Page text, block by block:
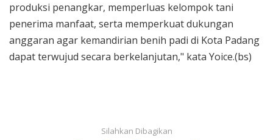
produksi penangkar, memperluas kelompok tani
penerima manfaat, serta memperkuat dukungan
anggaran agar kemandirian benih padi di Kota Padang
dapat terwujud secara berkelanjutan," kata Yoice.(bs)